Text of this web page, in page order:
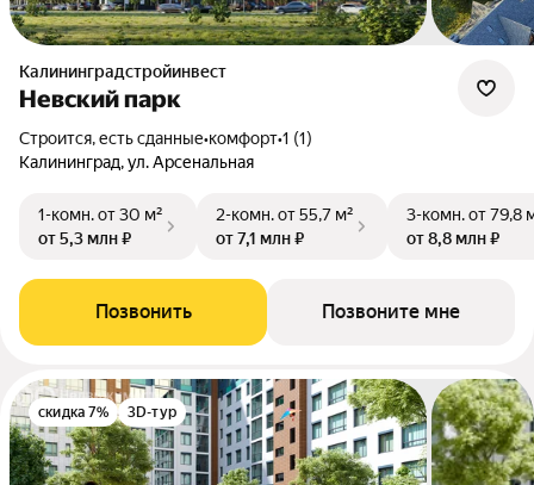
Калининградстройинвест
Невский парк
Строится, есть сданные•комфорт•1 (1)
Калининград, ул. Арсенальная
1-комн.от 30 м²
от 5,3 млн ₽
2-комн.от 55,7 м²
от 7,1 млн ₽
3-комн.от 79,8
от 8,8 млн ₽
Позвонить Позвоните мне
скидка 7% 3D-тур